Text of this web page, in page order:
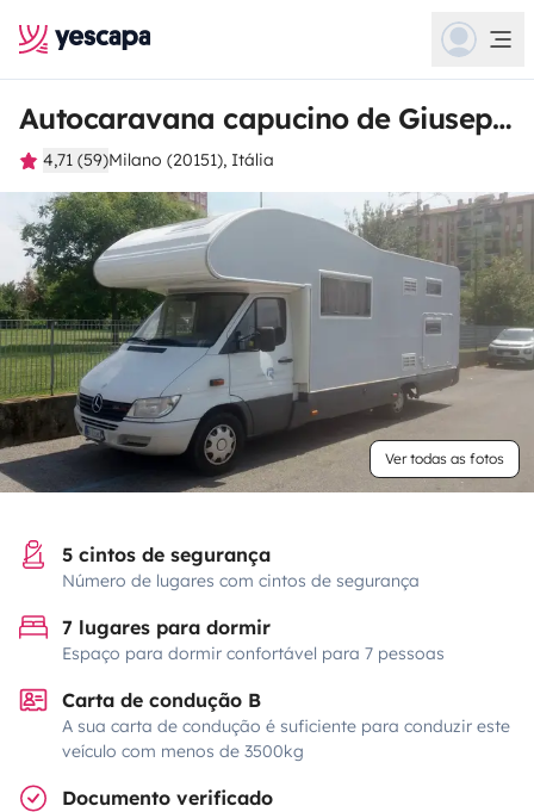
Autocaravana capucino de Giuseppe
4,71 (59)Milano (20151), Itália
Ver todas as fotos
5 cintos de segurança
Número de lugares com cintos de segurança
7 lugares para dormir
Espaço para dormir confortável para 7 pessoas
Carta de condução B
A sua carta de condução é suficiente para conduzir este
veículo com menos de 3500kg
Documento verificado